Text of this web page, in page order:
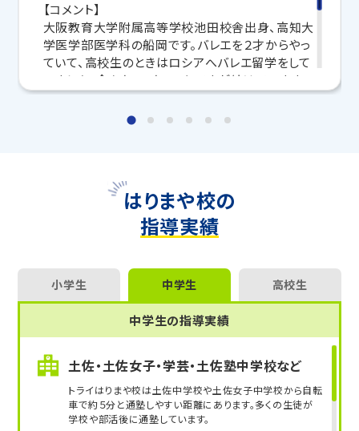
「夏休みに入った途端、まったく勉強をしなくなった」
「夏期講習の授業についていけなくて困っている」
「夏休み明けのテストで成績アップさせたいが、何から
手をつけていいかわからない」
完全マンツーマン で自分に合った講師がわかるまで丁
寧に教えてくれるから、効率良く成績アップを目指せま
さらに、授業日以外も利用できる「自習スペース」
して、授業以外でも勉強する習慣がつくようにサポート
します。
トライで一緒に、今までで一番成長できる夏にしよ
う！
マンツーマンの無料体験授業、学習相談、教室見学は
いつでも受付中です。
お問い合わせは→こちら
【コメント】
大阪教育大学附属高等学校池田校舎出身、高知大
学医学部医学科の船岡です。バレエを２才からやっ
ていて、高校生のときはロシアへバレエ留学をして
いました。今もちょこちょことですが続けています。
どんな問題を解くにしても、基礎の理解が最も重要
だと思います。そこから応用につなげられるような
はりまや校の
指導実績
小学生 中学生 高校生
中学生の指導実績
土佐・土佐女子・学芸・土佐塾中学校など
トライはりまや校は土佐中学校や土佐女子中学校から自転
車で約５分と通塾しやすい距離にあります。多くの生徒が
学校や部活後に通塾しています。